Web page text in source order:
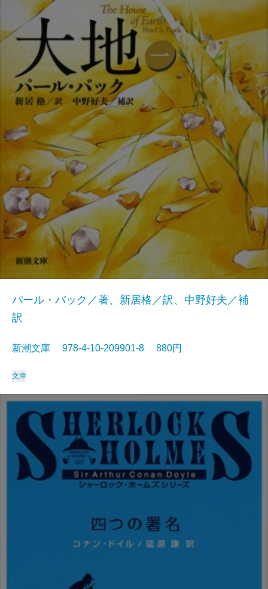
パール・バック／著、新居格／訳、中野好夫／補
訳
新潮文庫 978-4-10-209901-8 880円
文庫